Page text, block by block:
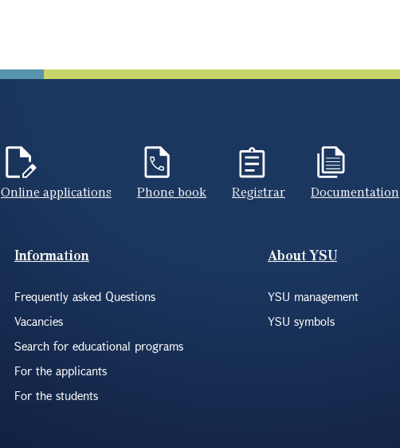
Online applications Phone book Registrar Documentation
Information
Frequently asked Questions
Vacancies
Search for educational programs
For the applicants
For the students
About YSU
YSU management
YSU symbols